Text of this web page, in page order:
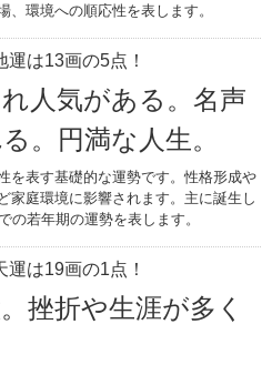
、環境への順応性を表します。
は13画の5点！
人気がある。名声
。円満な人生。
を表す基礎的な運勢です。性格形成や
家庭環境に影響されます。主に誕生し
の若年期の運勢を表します。
は19画の1点！
挫折や生涯が多く